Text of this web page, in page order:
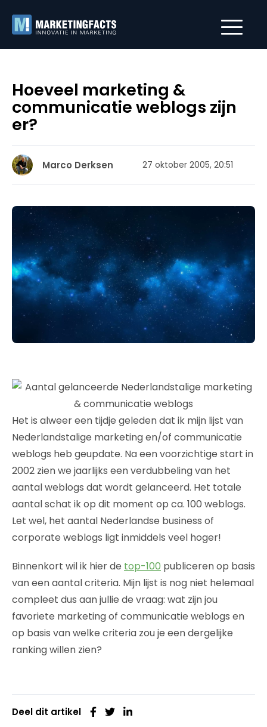
Hoeveel marketing &
communicatie weblogs zijn
er?
Marco Derksen 27 oktober 2005, 20:51
Het is alweer een tijdje geleden dat ik mijn lijst van
Nederlandstalige marketing en/of communicatie
weblogs heb geupdate. Na een voorzichtige start in
2002 zien we jaarlijks een verdubbeling van het
aantal weblogs dat wordt gelanceerd. Het totale
aantal schat ik op dit moment op ca. 100 weblogs.
Let wel, het aantal Nederlandse business of
corporate weblogs ligt inmiddels veel hoger!
Binnenkort wil ik hier de top-100 publiceren op basis
van een aantal criteria. Mijn lijst is nog niet helemaal
compleet dus aan jullie de vraag: wat zijn jou
favoriete marketing of communicatie weblogs en
op basis van welke criteria zou je een dergelijke
ranking willen zien?
Deel dit artikel